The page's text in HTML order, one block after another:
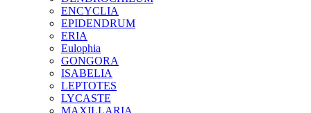
ENCYCLIA
EPIDENDRUM
ERIA
Eulophia
GONGORA
ISABELIA
LEPTOTES
LYCASTE
MAXILLARIA